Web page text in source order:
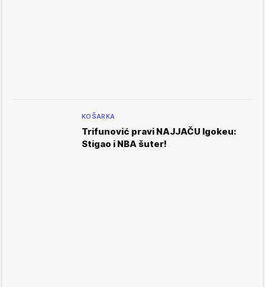
KOŠARKA
Trifunović pravi NAJJAČU Igokeu:
Stigao i NBA šuter!